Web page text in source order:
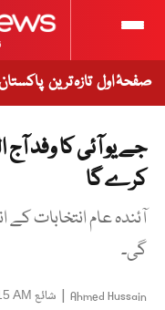
صفحۂ اول تازہ ترین
جے یو آئی کا وفد
کرے گا
آئندہ عام انتخابات
گی۔
Ahmed Hussain
| شائع AM